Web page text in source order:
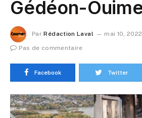
Gédéon-
Par Rédaction Laval
mai 10, 2022
Pas de commentaire
Facebook Twitter